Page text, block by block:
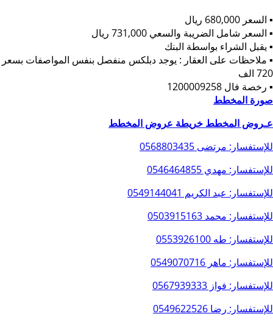
▪︎ السعر 680,000 ريال
▪︎ السعر شامل الضريبة والسعي 731,000 ريال
▪︎ يقبل الشراء بواسطة البنك
▪︎ ملاحظات على العقار : يوجد دبلكس منفصل بنفس المواصفات بسعر
720 الف
▪︎ رخصة فال 1200009258
صورة المخطط
عـروض المخطط خريطة عروض المخطط
للإستفسار: مرتضى 0568803435
للإستفسار: مهدي 0546464855
للإستفسار: عبد الكريم 0549144041
للإستفسار: محمد 0503915163
للإستفسار: طه 0553926100
للإستفسار: ماهر 0549070716
للإستفسار: فواز 0567939333
للإستفسار: رضا 0549622526